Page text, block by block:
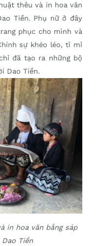
thêu và in hoa văn
Tiền. Phụ nữ ở đây
phục cho mình và
sự khéo léo, tỉ mỉ
đã tạo ra những bộ
Dao Tiền.
in hoa văn bằng sáp
Tiền